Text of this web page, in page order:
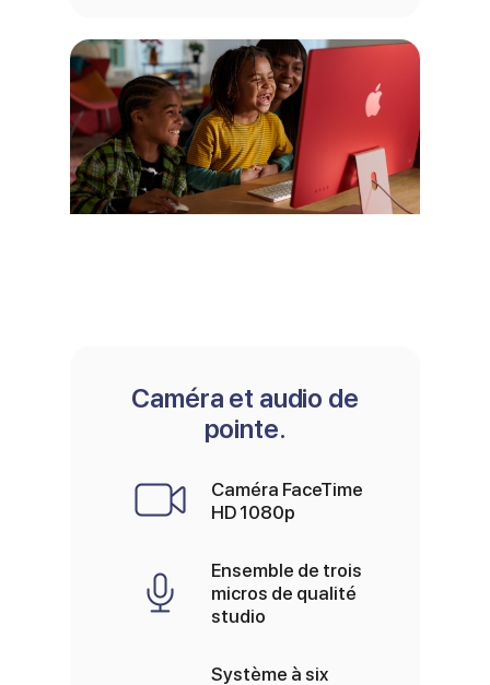
Caméra et audio de
pointe.
Caméra FaceTime
HD 1080p
Ensemble de trois
micros de qualité
studio
Système à six